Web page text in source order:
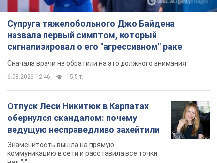
Супруга тяжелобольного Джо Байдена
назвала первый симптом, который
сигнализировал о его "агрессивном" раке
Сначала врачи не обратили на это должного внимания
6.08.2026 12:46 15,5 т.
Отпуск Леси Никитюк в Карпатах
обернулся скандалом: почему
ведущую несправедливо захейтили
Знаменитость вышла на прямую
коммуникацию в сети и расставила все точки